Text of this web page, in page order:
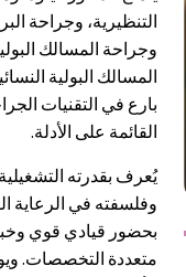
التنظيرية، وجراحة
وجراحة المسالك
المسالك البولية
بارع في التقنيات
القائمة على الأدلة.
يُعرف بقدرته
وفلسفته في الرعاية
بحضور قيادي قوي
متعددة التخصصات.